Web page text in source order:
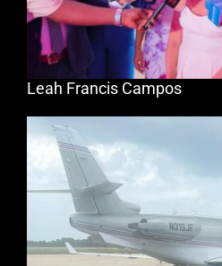
Leah Francis Campos